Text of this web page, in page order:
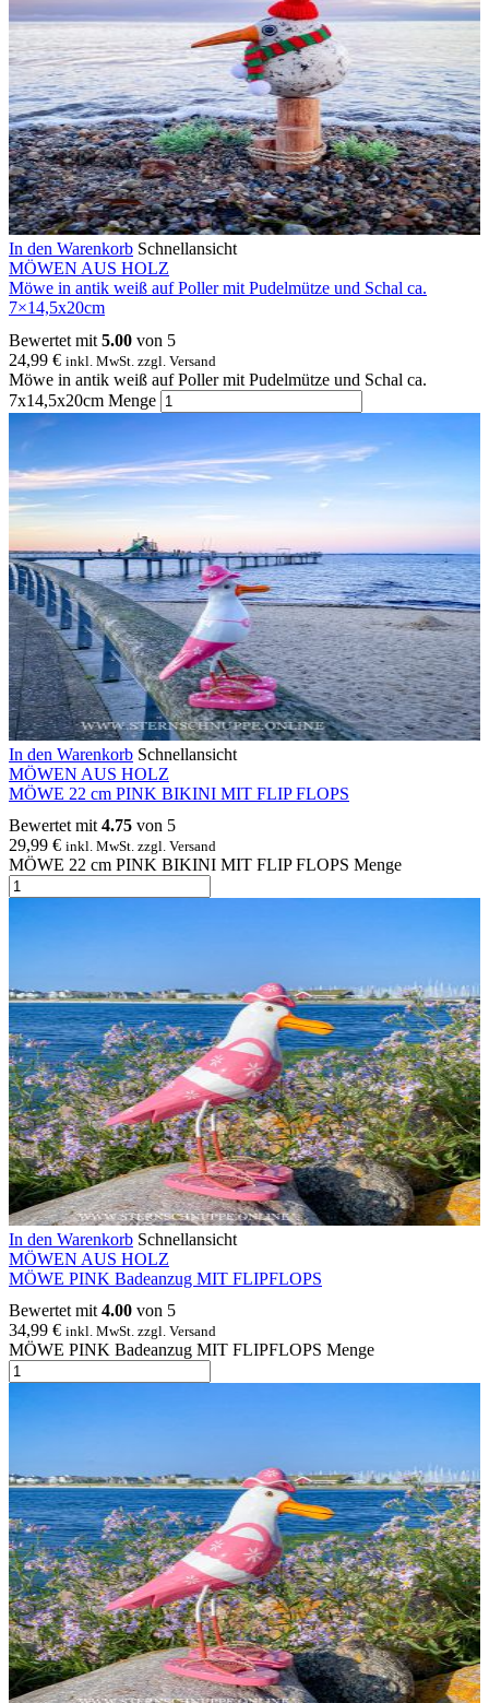
In den Warenkorb Schnellansicht
MÖWEN AUS HOLZ
Möwe in antik weiß auf Poller mit Pudelmütze und Schal ca.
7×14,5x20cm
Bewertet mit 5.00 von 5
24,99 € inkl. MwSt. zzgl. Versand
Möwe in antik weiß auf Poller mit Pudelmütze und Schal ca.
7x14,5x20cm Menge
In den Warenkorb Schnellansicht
MÖWEN AUS HOLZ
MÖWE 22 cm PINK BIKINI MIT FLIP FLOPS
Bewertet mit 4.75 von 5
29,99 € inkl. MwSt. zzgl. Versand
MÖWE 22 cm PINK BIKINI MIT FLIP FLOPS Menge
In den Warenkorb Schnellansicht
MÖWEN AUS HOLZ
MÖWE PINK Badeanzug MIT FLIPFLOPS
Bewertet mit 4.00 von 5
34,99 € inkl. MwSt. zzgl. Versand
MÖWE PINK Badeanzug MIT FLIPFLOPS Menge